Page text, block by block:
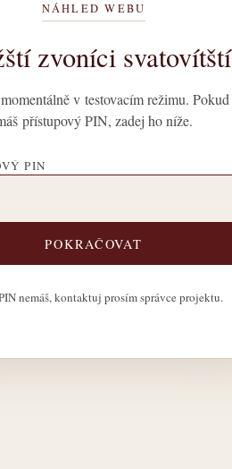
NÁHLED WEBU
zvoníci svatovítští
v testovacím režimu. Pokud
přístupový PIN, zadej ho níže.
PIN
POKRAČOVAT
nemáš, kontaktuj prosím správce projektu.